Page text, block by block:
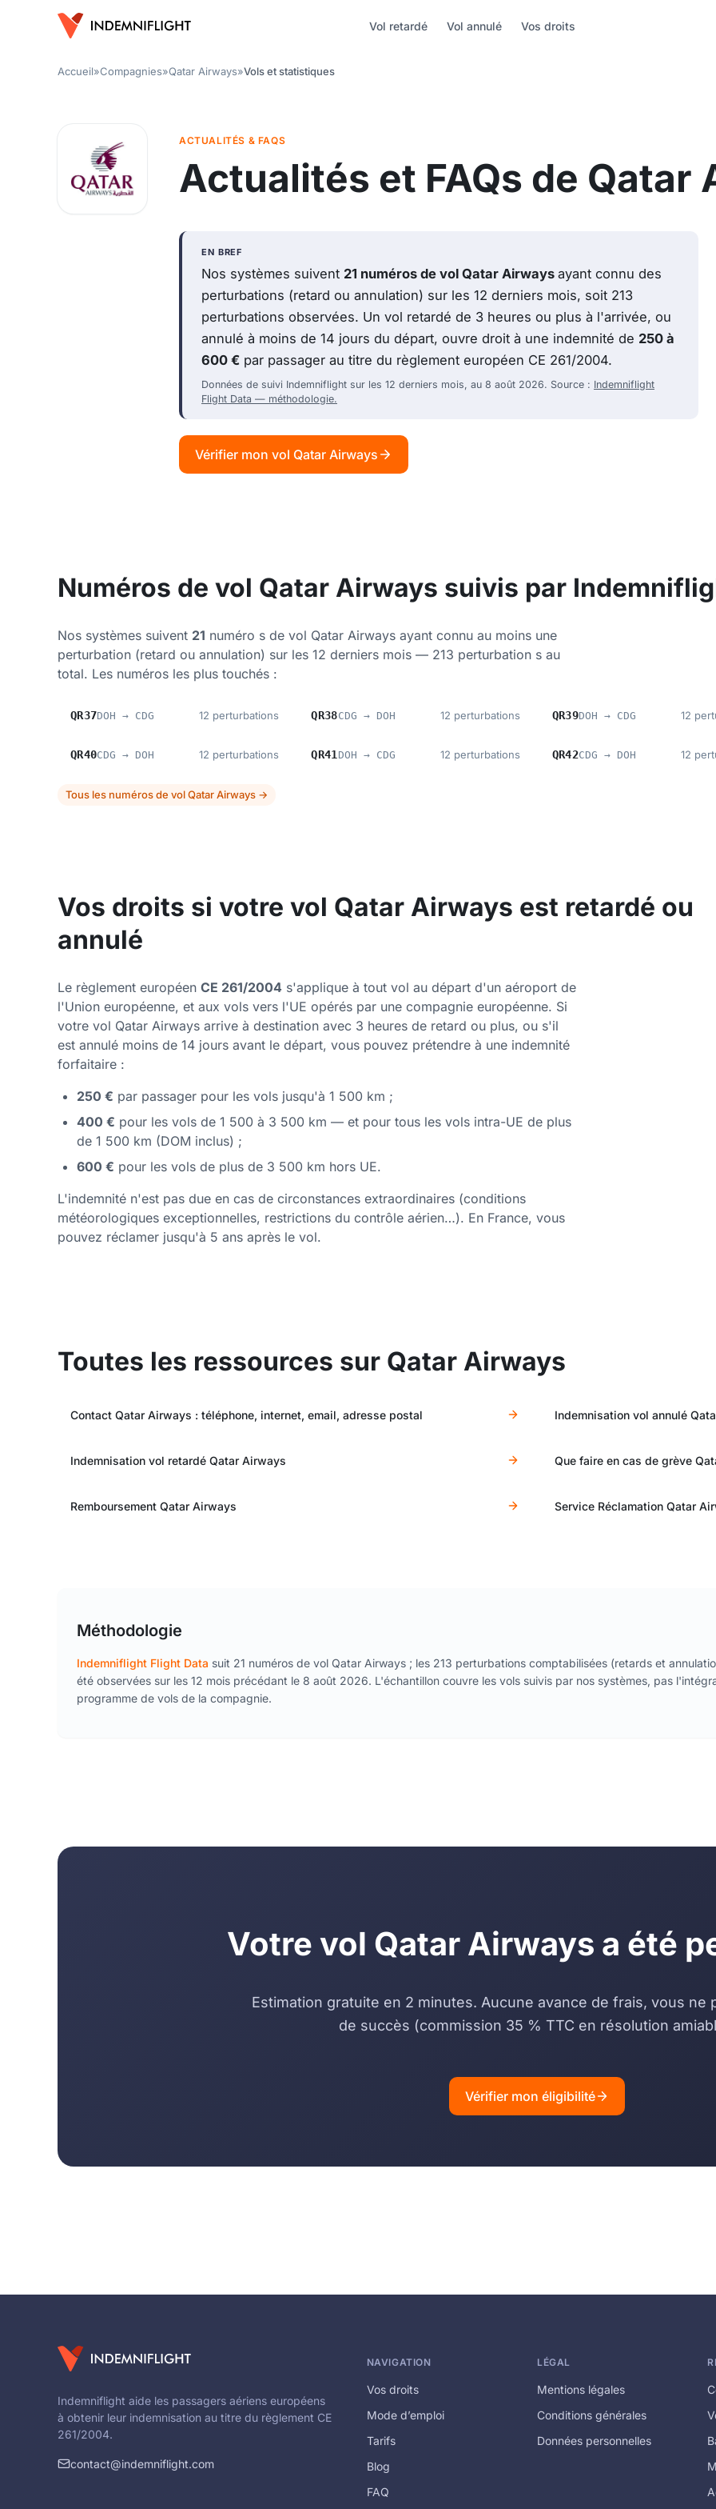
Vol retardé Vol annulé Vos droits
Accueil»Compagnies»Qatar Airways»Vols et statistiques
ACTUALITÉS & FAQS
Actualités et FAQs de Qatar
EN BREF
Nos systèmes suivent 21 numéros de vol Qatar Airways ayant connu des
perturbations (retard ou annulation) sur les 12 derniers mois, soit 213
perturbations observées. Un vol retardé de 3 heures ou plus à l'arrivée, ou
annulé à moins de 14 jours du départ, ouvre droit à une indemnité de 250 à
600 € par passager au titre du règlement européen CE 261/2004.
Données de suivi Indemniflight sur les 12 derniers mois, au 8 août 2026. Source : Indemniflight
Flight Data — méthodologie.
Vérifier mon vol Qatar Airways
Numéros de vol Qatar Airways suivis par
Nos systèmes suivent 21 numéro s de vol Qatar Airways ayant connu au moins une
perturbation (retard ou annulation) sur les 12 derniers mois — 213 perturbation s au
total. Les numéros les plus touchés :
QR37DOH → CDG 12 perturbations QR38CDG → DOH 12 perturbations QR39DOH → CDG 12
QR40CDG → DOH 12 perturbations QR41 DOH → CDG 12 perturbations QR42CDG → DOH 12
Tous les numéros de vol Qatar Airways →
Vos droits si votre vol Qatar Airways est retardé ou
annulé
Le règlement européen CE 261/2004 s'applique à tout vol au départ d'un aéroport de
l'Union européenne, et aux vols vers l'UE opérés par une compagnie européenne. Si
votre vol Qatar Airways arrive à destination avec 3 heures de retard ou plus, ou s'il
est annulé moins de 14 jours avant le départ, vous pouvez prétendre à une indemnité
forfaitaire :
250 € par passager pour les vols jusqu'à 1 500 km ;
400 € pour les vols de 1 500 à 3 500 km — et pour tous les vols intra-UE de plus
de 1 500 km (DOM inclus) ;
600 € pour les vols de plus de 3 500 km hors UE.
L'indemnité n'est pas due en cas de circonstances extraordinaires (conditions
météorologiques exceptionnelles, restrictions du contrôle aérien…). En France, vous
pouvez réclamer jusqu'à 5 ans après le vol.
Toutes les ressources sur Qatar Airways
Contact Qatar Airways : téléphone, internet, email, adresse postal Indemnisation vol annulé
Indemnisation vol retardé Qatar Airways Que faire en cas de grève
Remboursement Qatar Airways Service Réclamation Qatar
Méthodologie
Indemniflight Flight Data suit 21 numéros de vol Qatar Airways ; les 213 perturbations comptabilisées (retards et
été observées sur les 12 mois précédant le 8 août 2026. L'échantillon couvre les vols suivis par nos systèmes, pas
programme de vols de la compagnie.
Votre vol Qatar Airways a été
Estimation gratuite en 2 minutes. Aucune avance de frais, vous ne
de succès (commission 35 % TTC en résolution
Vérifier mon éligibilité
Indemniflight aide les passagers aériens européens
à obtenir leur indemnisation au titre du règlement CE
261/2004.
contact@indemniflight.com
NAVIGATION
Vos droits
Mode d’emploi
Tarifs
Blog
FAQ
LÉGAL
Mentions légales
Conditions générales
Données personnelles